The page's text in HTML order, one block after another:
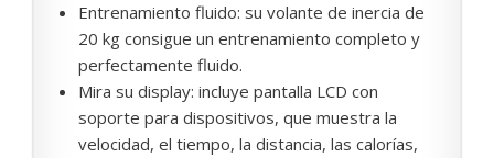
Entrenamiento fluido: su volante de inercia de
20 kg consigue un entrenamiento completo y
perfectamente fluido.
Mira su display: incluye pantalla LCD con
soporte para dispositivos, que muestra la
velocidad, el tiempo, la distancia, las calorías,